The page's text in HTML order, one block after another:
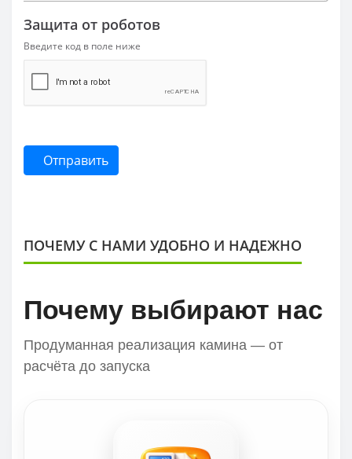
Защита от роботов
Введите код в поле ниже
Отправить
ПОЧЕМУ С НАМИ УДОБНО И НАДЕЖНО
Почему выбирают нас
Продуманная реализация камина — от
расчёта до запуска